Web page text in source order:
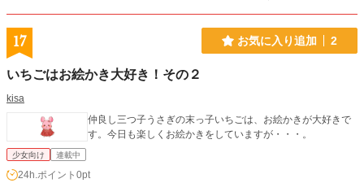
17 お気に入り追加 2
いちごはお絵かき大好き！その２
kisa
仲良し三つ子うさぎの末っ子いちごは、お絵かきが大好きで
す。今日も楽しくお絵かきをしていますが・・・。
少女向け 連載中
24h.ポイント 0pt